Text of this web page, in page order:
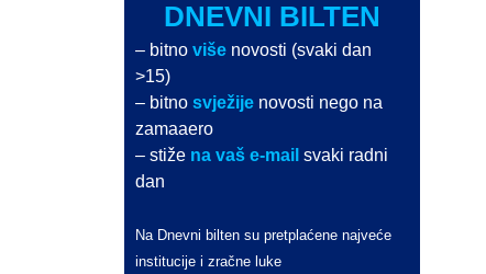
DNEVNI BILTEN
– bitnoviše novosti (svaki dan
>15)
– bitnosvježije novosti nego na
zamaaero
– stiže na vaš e-mail svaki radni
dan
Na Dnevni bilten su pretplaćene najveće
institucije i zračne luke